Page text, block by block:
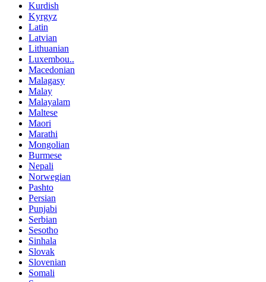
Kurdish
Kyrgyz
Latin
Latvian
Lithuanian
Luxembou..
Macedonian
Malagasy
Malay
Malayalam
Maltese
Maori
Marathi
Mongolian
Burmese
Nepali
Norwegian
Pashto
Persian
Punjabi
Serbian
Sesotho
Sinhala
Slovak
Slovenian
Somali